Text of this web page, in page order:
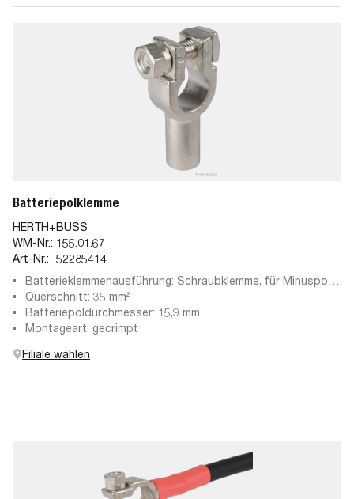
Batteriepolklemme
HERTH+BUSS
WM-Nr.: 155.01.67
Art-Nr.: 52285414
Batterieklemmenausführung: Schraubklemme, für Minuspol,
Pressteil
Querschnitt: 35 mm²
Batteriepoldurchmesser: 15,9 mm
Montageart: gecrimpt
Filiale wählen